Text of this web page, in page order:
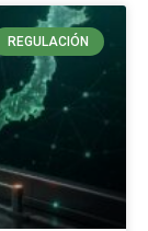
REGULACIÓN